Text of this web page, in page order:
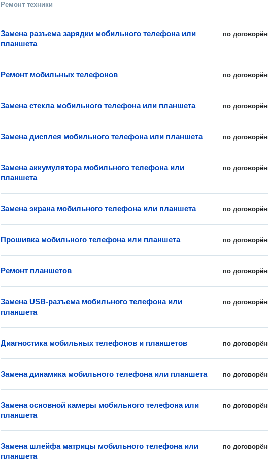
Ремонт техники
по
Замена разъема зарядки мобильного телефона или
планшета
по
Ремонт мобильных телефонов
по
Замена стекла мобильного телефона или планшета
по
Замена дисплея мобильного телефона или планшета
по
Замена аккумулятора мобильного телефона или
планшета
по
Замена экрана мобильного телефона или планшета
по
Прошивка мобильного телефона или планшета
по
Ремонт планшетов
по
Замена USB-разъема мобильного телефона или
планшета
по
Диагностика мобильных телефонов и планшетов
по
Замена динамика мобильного телефона или планшета
по
Замена основной камеры мобильного телефона или
планшета
по
Замена шлейфа матрицы мобильного телефона или
планшета